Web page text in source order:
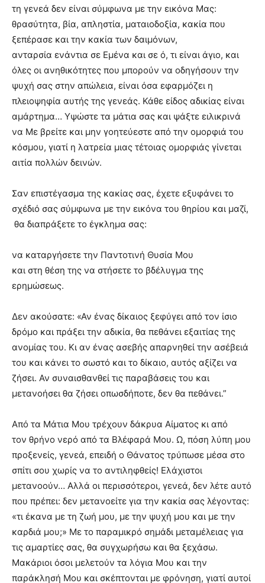
τη γενεά δεν είναι σύμφωνα με την εικόνα Μας:
θρασύτητα, βία, απληστία, ματαιοδοξία, κακία που
ξεπέρασε και την κακία των δαιμόνων,
ανταρσία ενάντια σε Εμένα και σε ό, τι είναι άγιο, και
όλες οι ανηθικότητες που μπορούν να οδηγήσουν την
ψυχή σας στην απώλεια, είναι όσα εφαρμόζει η
πλειοψηφία αυτής της γενεάς. Κάθε είδος αδικίας είναι
αμάρτημα… Υψώστε τα μάτια σας και ψάξτε ειλικρινά
να Με βρείτε και μην γοητεύεστε από την ομορφιά του
κόσμου, γιατί η λατρεία μιας τέτοιας ομορφιάς γίνεται
αιτία πολλών δεινών.
Σαν επιστέγασμα της κακίας σας, έχετε εξυφάνει το
σχέδιό σας σύμφωνα με την εικόνα του θηρίου και μαζί,
θα διαπράξετε το έγκλημα σας:
να καταργήσετε την Παντοτινή Θυσία Μου
και στη θέση της να στήσετε το βδέλυγμα της
ερημώσεως.
Δεν ακούσατε: «Αν ένας δίκαιος ξεφύγει από τον ίσιο
δρόμο και πράξει την αδικία, θα πεθάνει εξαιτίας της
ανομίας του. Κι αν ένας ασεβής απαρνηθεί την ασέβειά
του και κάνει το σωστό και το δίκαιο, αυτός αξίζει να
ζήσει. Αν συναισθανθεί τις παραβάσεις του και
μετανοήσει θα ζήσει οπωσδήποτε, δεν θα πεθάνει.”
Από τα Μάτια Μου τρέχουν δάκρυα Αίματος κι από
τον θρήνο νερό από τα Βλέφαρά Μου. Ω, πόση λύπη μου
προξενείς, γενεά, επειδή ο Θάνατος τρύπωσε μέσα στο
σπίτι σου χωρίς να το αντιληφθείς! Ελάχιστοι
μετανοούν… Αλλά οι περισσότεροι, γενεά, δεν λέτε αυτό
που πρέπει: δεν μετανοείτε για την κακία σας λέγοντας:
«τι έκανα με τη ζωή μου, με την ψυχή μου και με την
καρδιά μου;» Με το παραμικρό σημάδι μεταμέλειας για
τις αμαρτίες σας, θα συγχωρήσω και θα ξεχάσω.
Μακάριοι όσοι μελετούν τα λόγια Μου και την
παράκλησή Μου και σκέπτονται με φρόνηση, γιατί αυτοί